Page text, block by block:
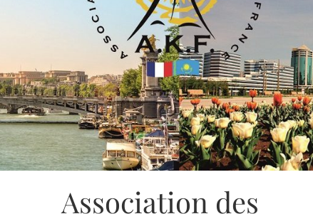
Association des